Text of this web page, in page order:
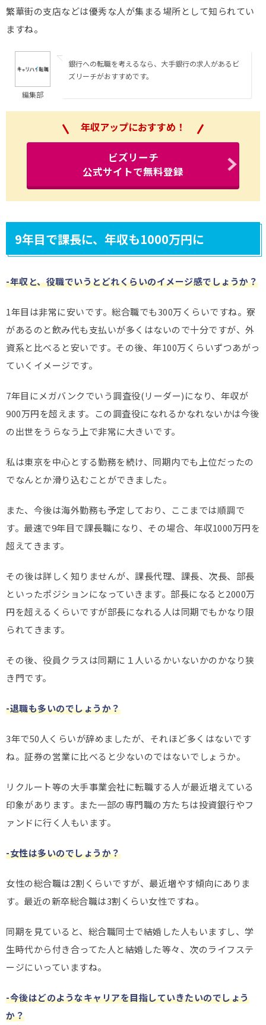
繁華街の支店などは優秀な人が集まる場所として知られてい
ますね。
編集部
銀行への転職を考えるなら、大手銀行の求人があるビ
ズリーチがおすすめです。
年収アップにおすすめ！
ビズリーチ
公式サイトで無料登録
9年目で課長に、年収も1000万円に
-年収と、役職でいうとどれくらいのイメージ感でしょうか？
1年目は非常に安いです。総合職でも300万くらいですね。寮
があるのと飲み代も支払いが多くはないので十分ですが、外
資系と比べると安いです。その後、年100万くらいずつあがっ
ていくイメージです。
7年目にメガバンクでいう調査役(リーダー)になり、年収が
900万円を超えます。この調査役になれるかなれないかは今後
の出世をうらなう上で非常に大きいです。
私は東京を中心とする勤務を続け、同期内でも上位だったの
でなんとか滑り込むことができました。
また、今後は海外勤務も予定しており、ここまでは順調で
す。最速で9年目で課長職になり、その場合、年収1000万円を
超えてきます。
その後は詳しく知りませんが、課長代理、課長、次長、部長
といったポジションになっていきます。部長になると2000万
円を超えるくらいですが部長になれる人は同期でもかなり限
られてきます。
その後、役員クラスは同期に１人いるかいないかのかなり狭
き門です。
-退職も多いのでしょうか？
3年で50人くらいが辞めましたが、それほど多くはないです
ね。証券の営業に比べると少ないのではないでしょうか。
リクルート等の大手事業会社に転職する人が最近増えている
印象があります。また一部の専門職の方たちは投資銀行やフ
ァンドに行く人もいます。
-女性は多いのでしょうか？
女性の総合職は2割くらいですが、最近増やす傾向にありま
す。最近の新卒総合職は3割くらい女性ですね。
同期を見ていると、総合職同士で結婚した人もいますし、学
生時代から付き合ってた人と結婚した等々、次のライフステ
ージにいっていますね。
-今後はどのようなキャリアを目指していきたいのでしょう
か？